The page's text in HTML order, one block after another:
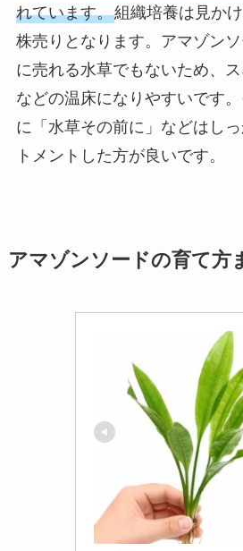
れています。組織培養は見か
株売りとなります。アマゾン
に売れる水草でもないため、
などの温床になりやすいです
に「水草その前に」などはし
トメントした方が良いです。
アマゾンソードの育て方